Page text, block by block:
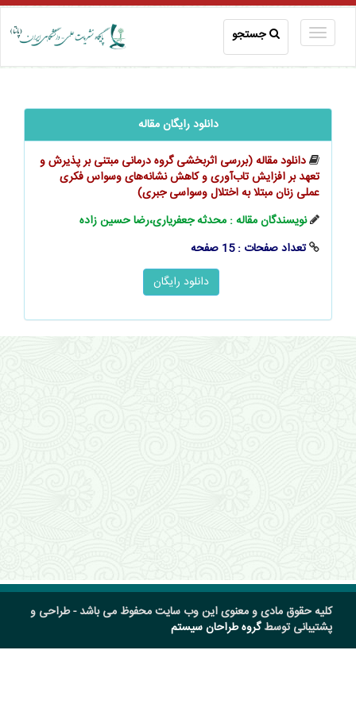
جستجو
دانلود رایگان مقاله
دانلود مقاله (بررسی اثربخشی گروه درمانی مبتنی بر پذیرش و
تعهد بر افزایش ‌‌‌‌‌تاب‌آوری و کاهش نشانه‌های وسواس فکری
عملی زنان مبتلا به اختلال وسواسی جبری)
نویسندگان مقاله : محدثه جعفریاری،رضا حسین زاده
تعداد صفحات : 15 صفحه
کلیه حقوق مادی و معنوی این وب سایت محفوظ می باشد - طراحی و
پشتیبانی توسطگروه طراحان سیستم